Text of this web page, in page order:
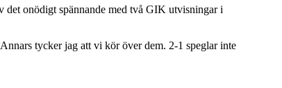
onödigt spännande med två GIK utvisningar i
tycker jag att vi kör över dem. 2-1 speglar inte